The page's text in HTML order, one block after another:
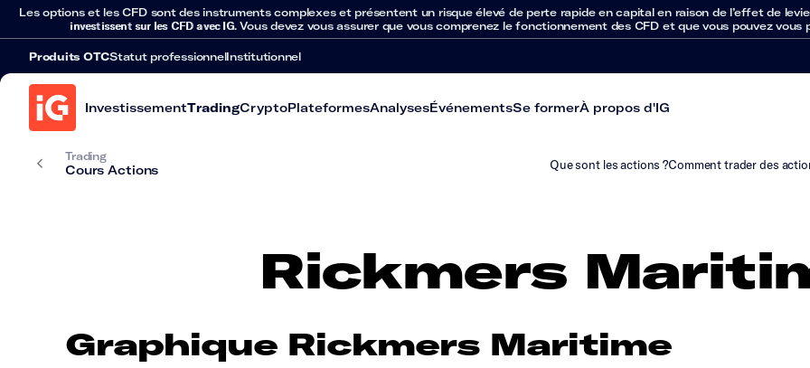
Les options et les CFD sont des instruments complexes et présentent un risque élevé de perte rapide en capital en raison de l’effet de
investissent sur les CFD avec IG. Vous devez vous assurer que vous comprenez le fonctionnement des CFD et que vous pouvez
Produits OTCStatut professionnelInstitutionnel
InvestissementTradingCryptoPlateformesAnalysesÉvénementsSe formerÀ propos d'IG
Trading
Cours Actions Que sont les actions ?Comment trader des
Rickmers
Graphique Rickmers Maritime